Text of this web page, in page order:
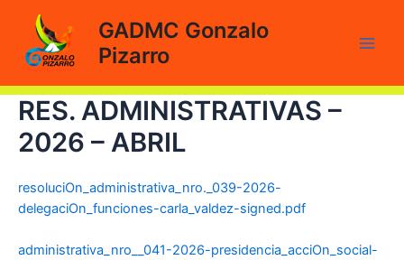
contenido
GADMC Gonzalo
Pizarro
RES. ADMINISTRATIVAS –
2026 – ABRIL
resoluciOn_administrativa_nro._039-2026-
delegaciOn_funciones-carla_valdez-signed.pdf
administrativa_nro__041-2026-presidencia_acciOn_social-